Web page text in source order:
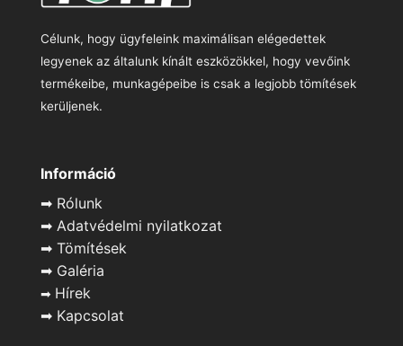
Célunk, hogy ügyfeleink maximálisan elégedettek
legyenek az általunk kínált eszközökkel, hogy vevőink
termékeibe, munkagépeibe is csak a legjobb tömítések
kerüljenek.
Információ
➡ Rólunk
➡ Adatvédelmi nyilatkozat
➡ Tömítések
➡ Galéria
➡ Hírek
➡ Kapcsolat